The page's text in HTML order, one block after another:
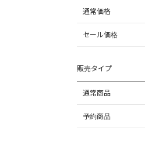
通常価格
セール価格
販売タイプ
通常商品
予約商品